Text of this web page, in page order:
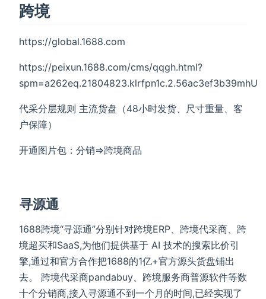
跨境
https://global.1688.com
https://peixun.1688.com/cms/qqgh.html?
spm=a262eq.21804823.klrfpn1c.2.56ac3ef3b39mhU
代采分层规则 主流货盘（48小时发货、尺寸重量、客
户保障）
开通图片包：分销=>跨境商品
寻源通
1688跨境“寻源通”分别针对跨境ERP、跨境代采商、跨
境超买和SaaS,为他们提供基于 AI 技术的搜索比价引
擎,通过和官方合作把1688的1亿+官方源头货盘铺出
去。 跨境代采商pandabuy、跨境服务商普源软件等数
十个分销商,接入寻源通不到一个月的时间,已经实现了